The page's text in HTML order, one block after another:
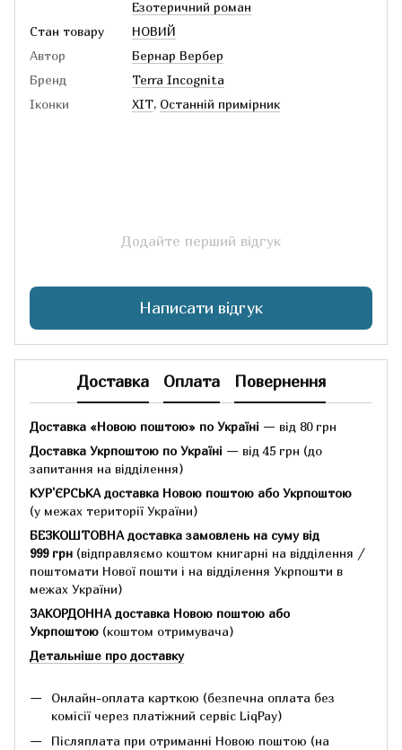
Езотеричний роман
Стан товару
НОВИЙ
Автор
Бернар Вербер
Бренд
Terra Incognita
Іконки
ХІТ, Останній примірник
Додайте перший відгук
Написати відгук
Доставка Оплата Повернення
Доставка «Новою поштою» по Україні — від 80 грн
Доставка Укрпоштою по Україні — від 45 грн (до
запитання на відділення)
КУР'ЄРСЬКА доставка Новою поштою або Укрпоштою
(у межах території України)
БЕЗКОШТОВНА доставка замовлень на суму від
999 грн (відправляємо коштом книгарні на відділення /
поштомати Нової пошти і на відділення Укрпошти в
межах України)
ЗАКОРДОННА доставка Новою поштою або
Укрпоштою (коштом отримувача)
Детальніше про доставку
Онлайн-оплата карткою (безпечна оплата без
комісії через платіжний сервіс LiqPay)
Післяплата при отриманні Новою поштою (на